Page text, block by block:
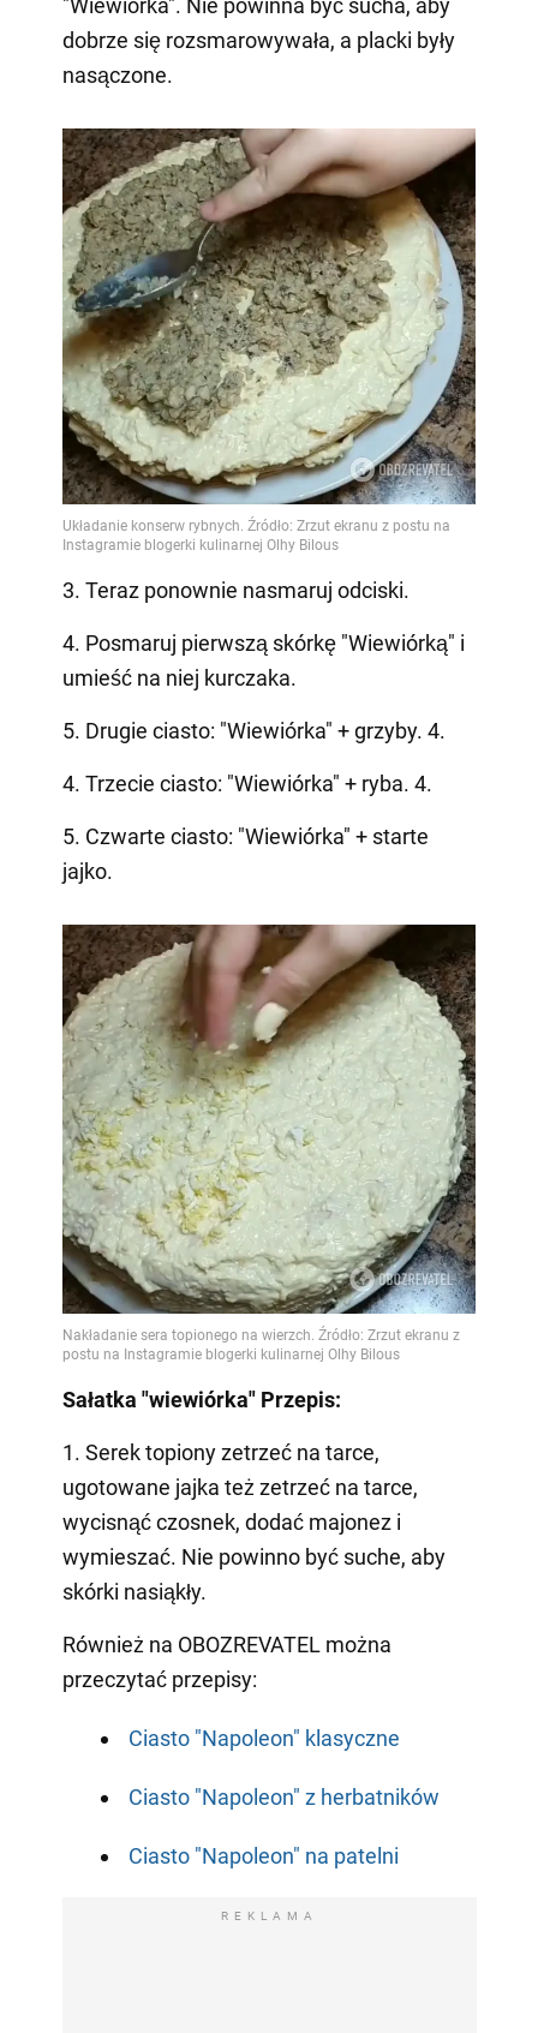
dobrze się rozsmarowywała, a placki były
nasączone.
3. Teraz ponownie nasmaruj odciski.
4. Posmaruj pierwszą skórkę "Wiewiórką" i
umieść na niej kurczaka.
5. Drugie ciasto: "Wiewiórka" + grzyby. 4.
4. Trzecie ciasto: "Wiewiórka" + ryba. 4.
5. Czwarte ciasto: "Wiewiórka" + starte
jajko.
Sałatka "wiewiórka" Przepis:
1. Serek topiony zetrzeć na tarce,
ugotowane jajka też zetrzeć na tarce,
wycisnąć czosnek, dodać majonez i
wymieszać. Nie powinno być suche, aby
skórki nasiąkły.
Również na OBOZREVATEL można
przeczytać przepisy:
Ciasto "Napoleon" klasyczne
Ciasto "Napoleon" z herbatników
Ciasto "Napoleon" na patelni
REKLAMA